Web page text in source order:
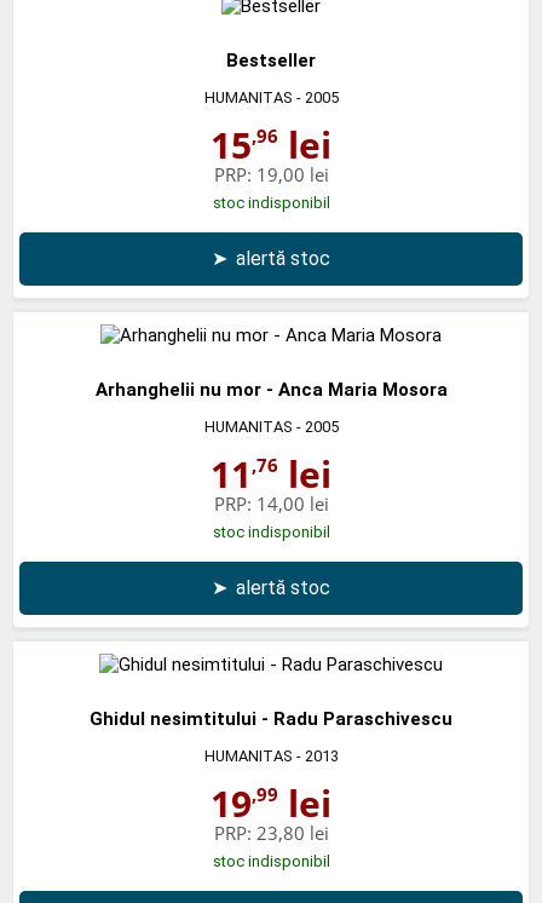
Bestseller
HUMANITAS - 2005
15,96 lei
PRP: 19,00 lei
stoc indisponibil
➤ alertă stoc
Arhanghelii nu mor - Anca Maria Mosora
HUMANITAS - 2005
11 ,76 lei
PRP: 14,00 lei
stoc indisponibil
➤ alertă stoc
Ghidul nesimtitului - Radu Paraschivescu
HUMANITAS - 2013
19,99 lei
PRP: 23,80 lei
stoc indisponibil